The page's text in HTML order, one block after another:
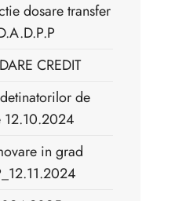
dosare transfer
CREDIT
de
12.10.2024
in grad